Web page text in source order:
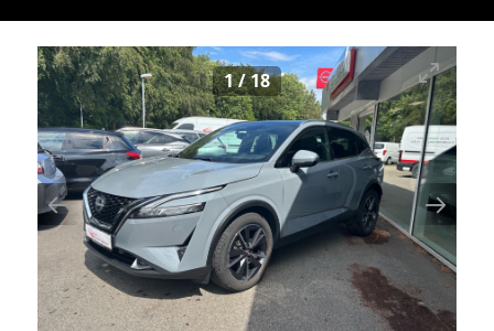
1/18